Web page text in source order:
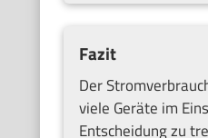
Fazit
Der
viele Geräte im
Entscheidung zu